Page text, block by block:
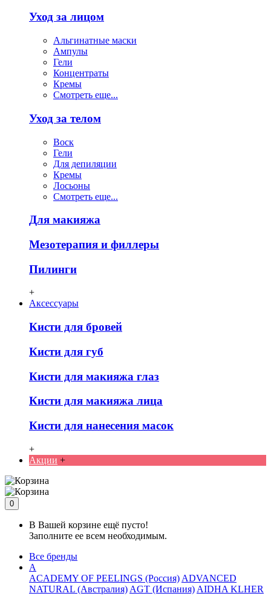
Уход за лицом
Альгинатные маски
Ампулы
Гели
Концентраты
Кремы
Смотреть еще...
Уход за телом
Воск
Гели
Для депиляции
Кремы
Лосьоны
Смотреть еще...
Для макияжа
Мезотерапия и филлеры
Пилинги
+
Аксессуары
Кисти для бровей
Кисти для губ
Кисти для макияжа глаз
Кисти для макияжа лица
Кисти для нанесения масок
+
Акции +
0
В Вашей корзине ещё пусто!
Заполните ее всем необходимым.
Все бренды
A
ACADEMY OF PEELINGS (Россия) ADVANCED
NATURAL (Австралия) AGT (Испания) AIDHA KLHER